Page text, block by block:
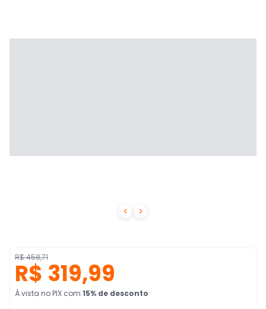
 
R$ 458,71
R$ 319,99
À vista no PIX com 15% de desconto